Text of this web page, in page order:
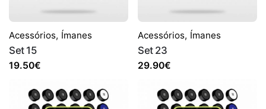
Acessórios, Ímanes
Set 15
19.50€
Acessórios, Ímanes
Set 23
29.90€